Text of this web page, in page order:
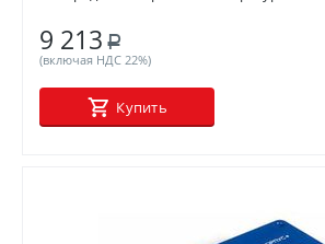
9 213 Р
(включая НДС 22%)
Купить